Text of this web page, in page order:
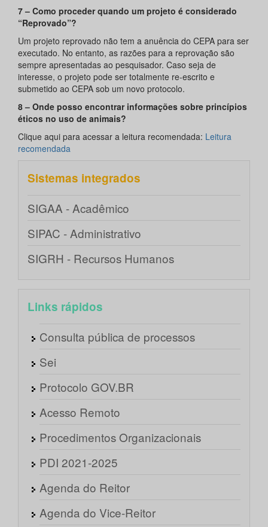
7 – Como proceder quando um projeto é considerado
“Reprovado”?
Um projeto reprovado não tem a anuência do CEPA para ser
executado. No entanto, as razões para a reprovação são
sempre apresentadas ao pesquisador. Caso seja de
interesse, o projeto pode ser totalmente re-escrito e
submetido ao CEPA sob um novo protocolo.
8 – Onde posso encontrar informações sobre princípios
éticos no uso de animais?
Clique aqui para acessar a leitura recomendada: Leitura
recomendada
Sistemas integrados
SIGAA - Acadêmico
SIPAC - Administrativo
SIGRH - Recursos Humanos
Links rápidos
Consulta pública de processos
Sei
Protocolo GOV.BR
Acesso Remoto
Procedimentos Organizacionais
PDI 2021-2025
Agenda do Reitor
Agenda do Vice-Reitor